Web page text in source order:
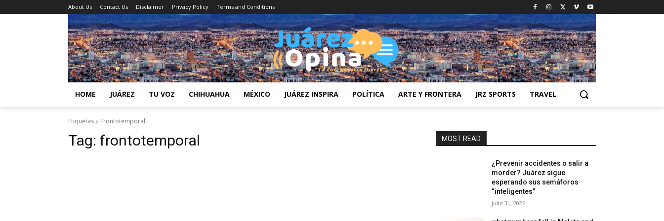
About Us Contact Us Disclaimer Privacy Policy Terms and Conditions
HOME JUÁREZ TU VOZ CHIHUAHUA MÉXICO JUÁREZ INSPIRA POLÍTICA ARTE Y FRONTERA JRZ SPORTS TRAVEL
Etiquetas Frontotemporal
Tag: frontotemporal MOST READ
¿Prevenir accidentes o salir a
morder? Juárez sigue
esperando sus semáforos
“inteligentes”
julio 31, 2026